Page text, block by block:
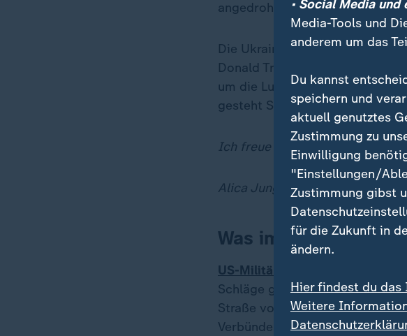
angedroht hat, nicht mehr
Die Ukraine ist wie schon so
Donald Trump. "Wir sind in der
um die Luftverteidigung geht,
gesteht Selenskyj.
Ich freue mich auf Sie heute
Alica Jung, Moderatorin
Was im Nahen
US-Militär greift Ziele in Iran an:
Schläge gegen Iran gestartet.
Straße von Hormus. Teheran
Verbündendeten Kuwait und
• Social Media
Media-Tools und
anderem um das
Du kannst
speichern und
aktuell genutztes
Zustimmung zu
Einwilligung
"Einstellungen/
Zustimmung gibst
für die Zukunft in
ändern.
Hier findest du das
Weitere